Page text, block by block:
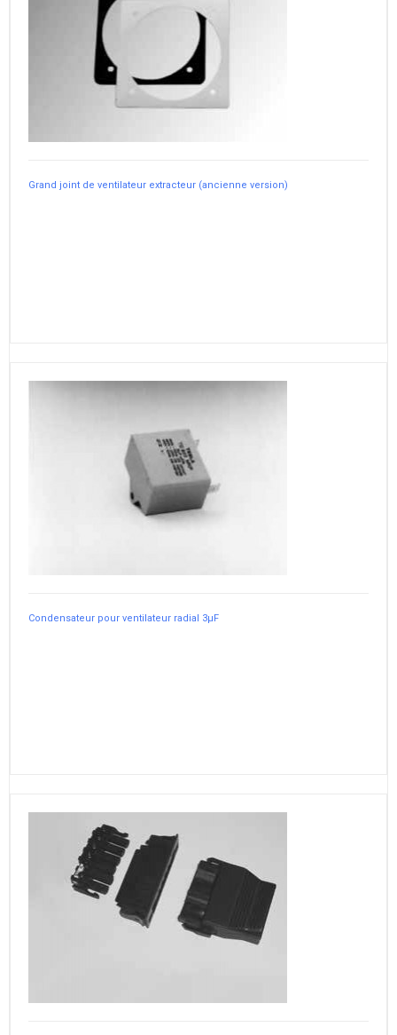
Grand joint de ventilateur extracteur (ancienne version)
Condensateur pour ventilateur radial 3µF